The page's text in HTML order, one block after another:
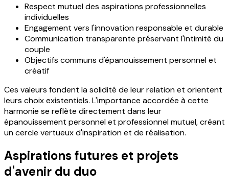
Respect mutuel des aspirations professionnelles
individuelles
Engagement vers l'innovation responsable et durable
Communication transparente préservant l'intimité du
couple
Objectifs communs d'épanouissement personnel et
créatif
Ces valeurs fondent la solidité de leur relation et orientent
leurs choix existentiels. L'importance accordée à cette
harmonie se reflète directement dans leur
épanouissement personnel et professionnel mutuel, créant
un cercle vertueux d'inspiration et de réalisation.
Aspirations futures et projets
d'avenir du duo